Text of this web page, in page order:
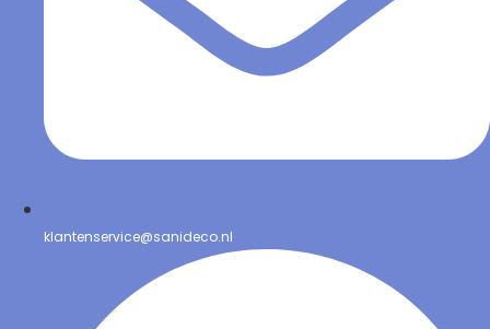
klantenservice@sanideco.nl